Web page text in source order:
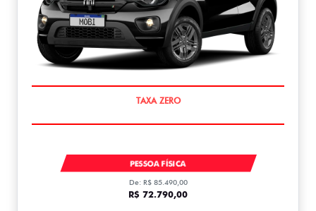
MOBI LIKE 1.0 MT FLEX 1.0
PESSOA FÍSICA
De: R$ 85.490,00
R$ 72.790,00